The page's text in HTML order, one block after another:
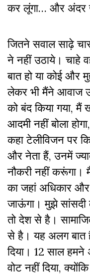
कर लूंगा… और अंदर
जितने सवाल साढ़े
ने नहीं उठाये। चाहे
बात हो या कोई और
लेकर भी मैंने आवाज
को बंद किया गया, मैं
आदमी नहीं बोला
कहा टेलीविजन पर
और नेता हैं, उनमें
नौकरी नहीं करूंगा।
का जहां अधिकार और
जाऊंगा। मुझे सांसदी
तो देश से है।
से है। यह अलग बात
दिया। 12 साल हमने
वोट नहीं दिया,